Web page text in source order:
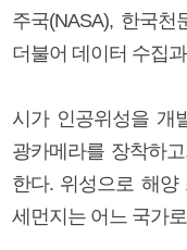
주국(NASA), 한국
더불어 데이터 수집
시가 인공위성을 개
광카메라를 장착하
한다. 위성으로 해양
세먼지는 어느 국가